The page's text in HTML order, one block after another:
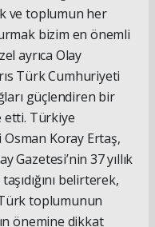
ve toplumun her
bizim en önemli
ayrıca Olay
Türk Cumhuriyeti
güçlendiren bir
etti. Türkiye
Koray Ertaş,
Gazetesi’nin 37 yıllık
belirterek,
toplumunun
önemine dikkat